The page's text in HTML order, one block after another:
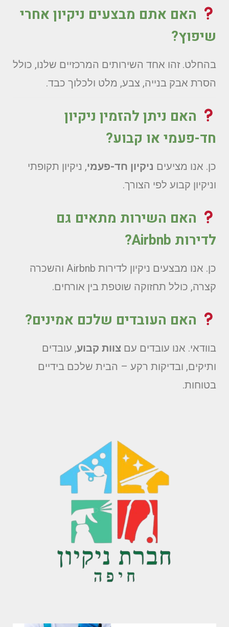
האם אתם מבצעים ניקיון אחרי
שיפוץ?
בהחלט. זהו אחד השירותים המרכזיים שלנו, כולל
הסרת אבק בנייה, צבע, מלט ולכלוך כבד.
האם ניתן להזמין ניקיון
חד-פעמי או קבוע?
כן. אנו מציעים ניקיון חד-פעמי, ניקיון תקופתי
וניקיון קבוע לפי הצורך.
האם השירות מתאים גם
לדירות Airbnb?
כן. אנו מבצעים ניקיון לדירות Airbnb והשכרה
קצרה, כולל תחזוקה שוטפת בין אורחים.
האם העובדים שלכם אמינים?
בוודאי. אנו עובדים עם צוות קבוע, עובדים
ותיקים, ובדיקות רקע – הבית שלכם בידיים
בטוחות.